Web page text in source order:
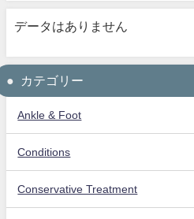
データはありません
カテゴリー
Ankle & Foot
Conditions
Conservative Treatment